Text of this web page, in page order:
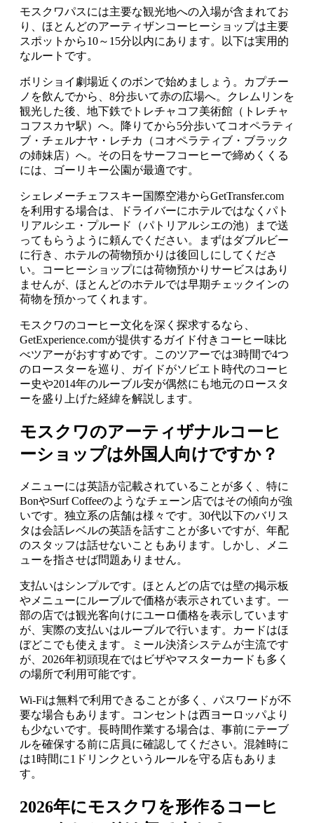
モスクワパスには主要な観光地への入場が含まれてお
り、ほとんどのアーティザンコーヒーショップは主要
スポットから10～15分以内にあります。以下は実用的
なルートです。
ボリショイ劇場近くのボンで始めましょう。カプチー
ノを飲んでから、8分歩いて赤の広場へ。クレムリンを
観光した後、地下鉄でトレチャコフ美術館（トレチャ
コフスカヤ駅）へ。降りてから5分歩いてコオペラティ
ブ・チェルナヤ・レチカ（コオペラティブ・ブラック
の姉妹店）へ。その日をサーフコーヒーで締めくくる
には、ゴーリキー公園が最適です。
シェレメーチェフスキー国際空港からGetTransfer.com
を利用する場合は、ドライバーにホテルではなくパト
リアルシエ・プルード（パトリアルシエの池）まで送
ってもらうように頼んでください。まずはダブルビー
に行き、ホテルの荷物預かりは後回しにしてくださ
い。コーヒーショップには荷物預かりサービスはあり
ませんが、ほとんどのホテルでは早期チェックインの
荷物を預かってくれます。
モスクワのコーヒー文化を深く探求するなら、
GetExperience.comが提供するガイド付きコーヒー味比
べツアーがおすすめです。このツアーでは3時間で4つ
のロースターを巡り、ガイドがソビエト時代のコーヒ
ー史や2014年のルーブル安が偶然にも地元のロースタ
ーを盛り上げた経緯を解説します。
モスクワのアーティザナルコーヒ
ーショップは外国人向けですか？
メニューには英語が記載されていることが多く、特に
BonやSurf Coffeeのようなチェーン店ではその傾向が強
いです。独立系の店舗は様々です。30代以下のバリス
タは会話レベルの英語を話すことが多いですが、年配
のスタッフは話せないこともあります。しかし、メニ
ューを指させば問題ありません。
支払いはシンプルです。ほとんどの店では壁の掲示板
やメニューにルーブルで価格が表示されています。一
部の店では観光客向けにユーロ価格を表示しています
が、実際の支払いはルーブルで行います。カードはほ
ぼどこでも使えます。ミール決済システムが主流です
が、2026年初頭現在ではビザやマスターカードも多く
の場所で利用可能です。
Wi-Fiは無料で利用できることが多く、パスワードが不
要な場合もあります。コンセントは西ヨーロッパより
も少ないです。長時間作業する場合は、事前にテーブ
ルを確保する前に店員に確認してください。混雑時に
は1時間に1ドリンクというルールを守る店もありま
す。
2026年にモスクワを形作るコーヒ